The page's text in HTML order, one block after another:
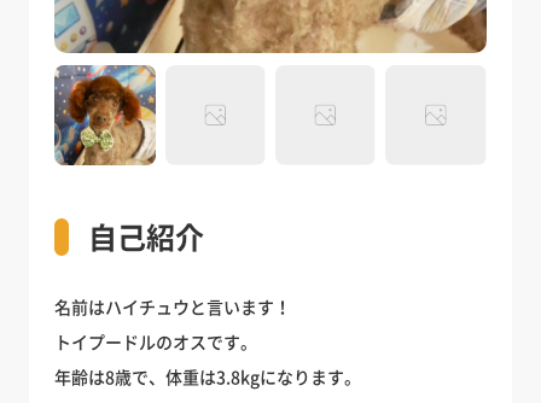
自己紹介
名前はハイチュウと言います！
トイプードルのオスです。
年齢は8歳で、体重は3.8kgになります。